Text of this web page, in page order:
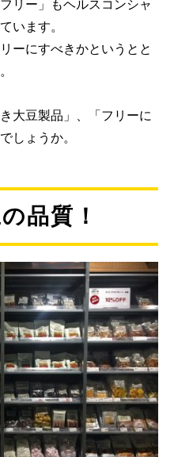
リー」もヘルスコンシャ
います。
ーにすべきかというとと
大豆製品」、「フリーに
しょうか。
品質！